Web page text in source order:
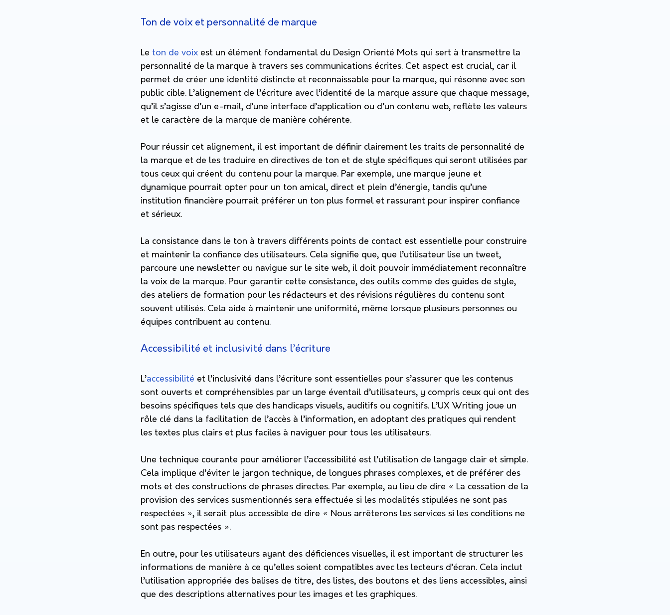
Ton de voix et personnalité de marque
Le ton de voix est un élément fondamental du Design Orienté Mots qui sert à transmettre la
personnalité de la marque à travers ses communications écrites. Cet aspect est crucial, car il
permet de créer une identité distincte et reconnaissable pour la marque, qui résonne avec son
public cible. L’alignement de l’écriture avec l’identité de la marque assure que chaque message,
qu’il s’agisse d’un e-mail, d’une interface d’application ou d’un contenu web, reflète les valeurs
et le caractère de la marque de manière cohérente.
Pour réussir cet alignement, il est important de définir clairement les traits de personnalité de
la marque et de les traduire en directives de ton et de style spécifiques qui seront utilisées par
tous ceux qui créent du contenu pour la marque. Par exemple, une marque jeune et
dynamique pourrait opter pour un ton amical, direct et plein d’énergie, tandis qu’une
institution financière pourrait préférer un ton plus formel et rassurant pour inspirer confiance
et sérieux.
La consistance dans le ton à travers différents points de contact est essentielle pour construire
et maintenir la confiance des utilisateurs. Cela signifie que, que l’utilisateur lise un tweet,
parcoure une newsletter ou navigue sur le site web, il doit pouvoir immédiatement reconnaître
la voix de la marque. Pour garantir cette consistance, des outils comme des guides de style,
des ateliers de formation pour les rédacteurs et des révisions régulières du contenu sont
souvent utilisés. Cela aide à maintenir une uniformité, même lorsque plusieurs personnes ou
équipes contribuent au contenu.
Accessibilité et inclusivité dans l’écriture
L’accessibilité et l’inclusivité dans l’écriture sont essentielles pour s’assurer que les contenus
sont ouverts et compréhensibles par un large éventail d’utilisateurs, y compris ceux qui ont des
besoins spécifiques tels que des handicaps visuels, auditifs ou cognitifs. L’UX Writing joue un
rôle clé dans la facilitation de l’accès à l’information, en adoptant des pratiques qui rendent
les textes plus clairs et plus faciles à naviguer pour tous les utilisateurs.
Une technique courante pour améliorer l’accessibilité est l’utilisation de langage clair et simple.
Cela implique d’éviter le jargon technique, de longues phrases complexes, et de préférer des
mots et des constructions de phrases directes. Par exemple, au lieu de dire « La cessation de la
provision des services susmentionnés sera effectuée si les modalités stipulées ne sont pas
respectées », il serait plus accessible de dire « Nous arrêterons les services si les conditions ne
sont pas respectées ».
En outre, pour les utilisateurs ayant des déficiences visuelles, il est important de structurer les
informations de manière à ce qu’elles soient compatibles avec les lecteurs d’écran. Cela inclut
l’utilisation appropriée des balises de titre, des listes, des boutons et des liens accessibles, ainsi
que des descriptions alternatives pour les images et les graphiques.